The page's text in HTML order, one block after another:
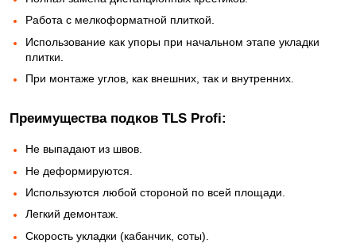
Работа с мелкоформатной плиткой.
Использование как упоры при начальном этапе укладки
плитки.
При монтаже углов, как внешних, так и внутренних.
Преимущества подков TLS Profi:
Не выпадают из швов.
Не деформируются.
Используются любой стороной по всей площади.
Легкий демонтаж.
Скорость укладки (кабанчик, соты).